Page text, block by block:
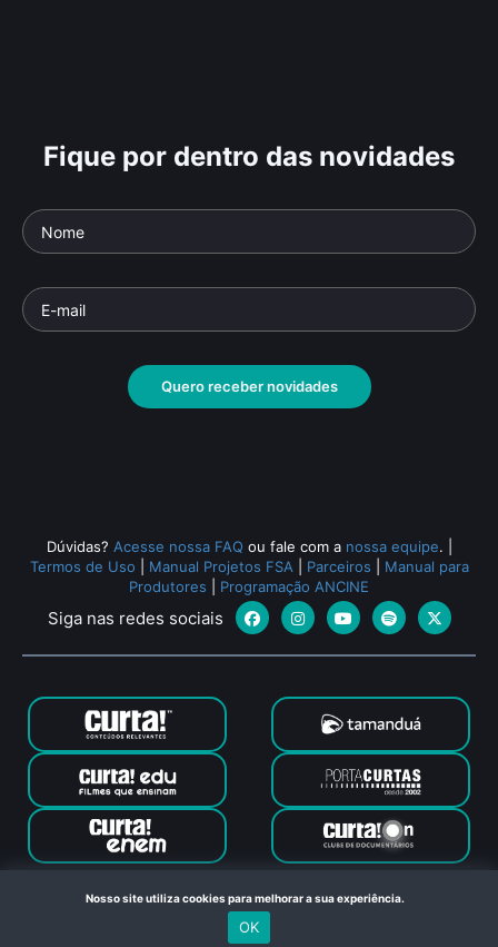
Fique por dentro das novidades
Quero receber novidades
Dúvidas? Acesse nossa FAQ ou fale com a nossa equipe.
Termos de Uso
Manual Projetos FSA Parceiros
Manual para
Produtores
Programação ANCINE
Siga nas redes sociais
Canal Curta © 2024. Todos os direitos reservados. Feito com
no Rio de Janeiro
Nosso site utiliza cookies para melhorar a sua experiência.
OK